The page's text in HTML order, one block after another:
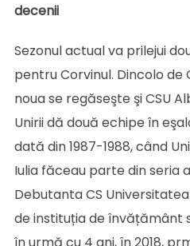
decenii
Sezonul actual va prilejui
pentru Corvinul. Dincolo de
noua se regăseşte şi CSU
Unirii dă două echipe în
dată din 1987-1988, când
Iulia făceau parte din seria
Debutanta CS
de instituția de învățământ
în urmă cu 4 ani, în 2018,